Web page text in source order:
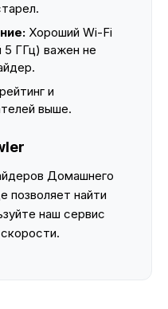
Хороший Wi-Fi
ГГц) важен не
и
выше.
Домашнего
позволяет найти
наш сервис